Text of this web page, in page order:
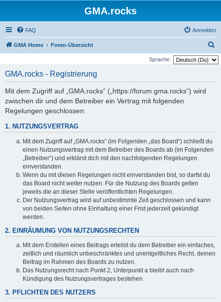
GMA.rocks
FAQ Anmelden
GMA Home Foren-Übersicht
u
Sprache:
GMA.rocks - Registrierung
Mit dem Zugriff auf „GMA.rocks“ („https://forum.gma.rocks“) wird
zwischen dir und dem Betreiber ein Vertrag mit folgenden
Regelungen geschlossen:
1. NUTZUNGSVERTRAG
Mit dem Zugriff auf „GMA.rocks“ (im Folgenden „das Board“) schließt du
einen Nutzungsvertrag mit dem Betreiber des Boards ab (im Folgenden
„Betreiber“) und erklärst dich mit den nachfolgenden Regelungen
einverstanden.
Wenn du mit diesen Regelungen nicht einverstanden bist, so darfst du
das Board nicht weiter nutzen. Für die Nutzung des Boards gelten
jeweils die an dieser Stelle veröffentlichten Regelungen.
Der Nutzungsvertrag wird auf unbestimmte Zeit geschlossen und kann
von beiden Seiten ohne Einhaltung einer Frist jederzeit gekündigt
werden.
2. EINRÄUMUNG VON NUTZUNGSRECHTEN
Mit dem Erstellen eines Beitrags erteilst du dem Betreiber ein einfaches,
zeitlich und räumlich unbeschränktes und unentgeltliches Recht, deinen
Beitrag im Rahmen des Boards zu nutzen.
Das Nutzungsrecht nach Punkt 2, Unterpunkt a bleibt auch nach
Kündigung des Nutzungsvertrages bestehen.
3. PFLICHTEN DES NUTZERS